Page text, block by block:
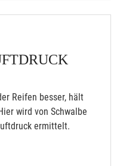
Reifen besser, hält
wird von Schwalbe
ermittelt.